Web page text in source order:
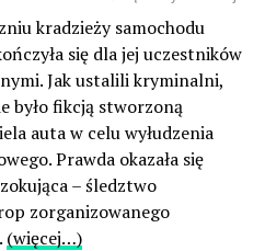
kradzieży samochodu
się dla jej uczestników
Jak ustalili kryminalni,
było fikcją stworzoną
auta w celu wyłudzenia
Prawda okazała się
– śledztwo
zorganizowanego
(więcej…)